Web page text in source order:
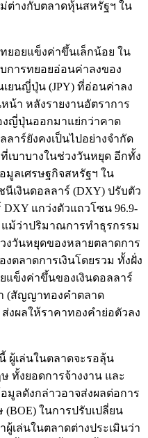
ม่ต่างกับตลาดหุ้นสหรัฐฯ ใน
ยอยแข็งค่าขึ้นเล็กน้อย ใน
การทยอยอ่อนค่าลงของ
เยนญี่ปุ่น (JPY) ที่อ่อนค่าลง
น้า หลังรายงานอัตราการ
งญี่ปุ่นออกมาแย่กว่าคาด
ลาร์ยังคงเป็นไปอย่างจำกัด
บาบางในช่วงวันหยุด อีกทั้ง
มูลเศรษฐกิจสหรัฐฯ ใน
เงินดอลลาร์ (DXY) ปรับตัว
แกว่งตัวแถวโซน 96.9-
แม้ว่าปริมาณการทำธุรกรรม
งวันหยุดของหลายตลาดการ
งตลาดการเงินโดยรวม ทั้งฝั่ง
แข็งค่าขึ้นของเงินดอลลาร์
(สัญญาทองคำตลาด
ส่งผลให้ราคาทองคำย่อตัวลง
ผู้เล่นในตลาดจะรอลุ้น
ทั้งยอดการจ้างงาน และ
มูลดังกล่าวอาจส่งผลต่อการ
ในการปรับเปลี่ยน
ผู้เล่นในตลาดต่างประเมินว่า